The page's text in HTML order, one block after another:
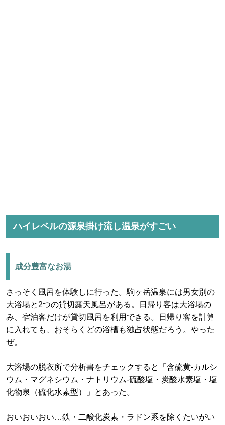
ハイレベルの源泉掛け流し温泉がすごい
成分豊富なお湯
さっそく風呂を体験しに行った。駒ヶ岳温泉には男女別の
大浴場と2つの貸切露天風呂がある。日帰り客は大浴場の
み、宿泊客だけが貸切風呂を利用できる。日帰り客を計算
に入れても、おそらくどの浴槽も独占状態だろう。やった
ぜ。
大浴場の脱衣所で分析書をチェックすると「含硫黄-カルシ
ウム・マグネシウム・ナトリウム-硫酸塩・炭酸水素塩・塩
化物泉（硫化水素型）」とあった。
おいおいおい…鉄・二酸化炭素・ラドン系を除くたいがい